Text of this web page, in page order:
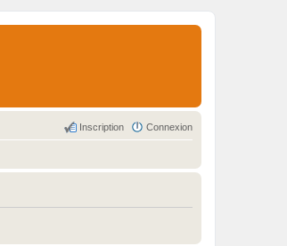
Connexion
Inscription